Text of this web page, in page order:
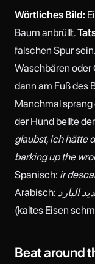
Wörtliches Bild:
Baum anbrüllt.
falschen Spur sein.
Waschbären oder
dann am Fuß des
Manchmal sprang
der Hund bellte
glaubst, ich hätte
barking up the
Spanisch: ir
Arabisch:
(kaltes Eisen
Beat around